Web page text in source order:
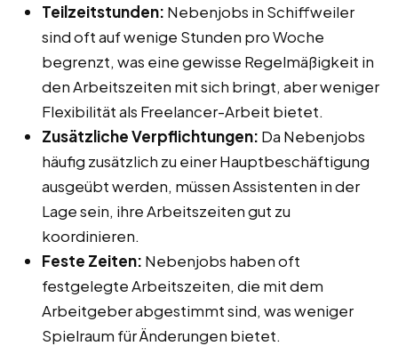
Teilzeitstunden: Nebenjobs in Schiffweiler
sind oft auf wenige Stunden pro Woche
begrenzt, was eine gewisse Regelmäßigkeit in
den Arbeitszeiten mit sich bringt, aber weniger
Flexibilität als Freelancer-Arbeit bietet.
Zusätzliche Verpflichtungen: Da Nebenjobs
häufig zusätzlich zu einer Hauptbeschäftigung
ausgeübt werden, müssen Assistenten in der
Lage sein, ihre Arbeitszeiten gut zu
koordinieren.
Feste Zeiten: Nebenjobs haben oft
festgelegte Arbeitszeiten, die mit dem
Arbeitgeber abgestimmt sind, was weniger
Spielraum für Änderungen bietet.